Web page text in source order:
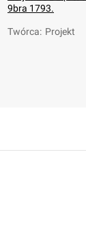
9bra 1793.
Twórca: Projekt